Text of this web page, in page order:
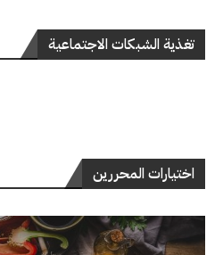
تغذية الشبكات الاجتماعية
اختيارات المحررين